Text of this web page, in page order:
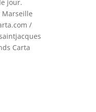
jour.
Marseille
/
Carta